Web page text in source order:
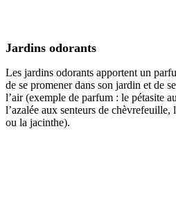
Jardins odorants
Les jardins odorants apportent un
de se promener dans son jardin et de
l’air (exemple de parfum : le pétasite
l’azalée aux senteurs de
ou la jacinthe).